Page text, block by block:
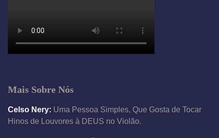
Mais Sobre Nós
Celso Nery: Uma Pessoa Simples, Que Gosta de Tocar
Hinos de Louvores à DEUS no Violão.